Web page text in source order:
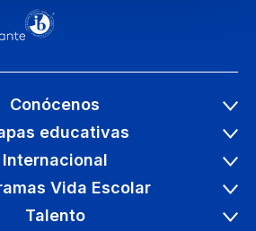
Conócenos
educativas
Internacional
Vida Escolar
Talento